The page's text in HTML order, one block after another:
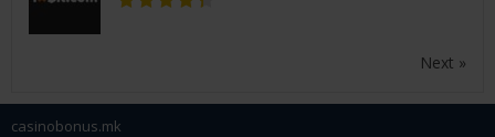
Next »
casinobonus.mk